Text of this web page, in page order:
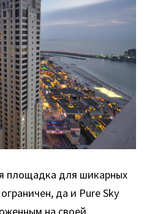
площадка для шикарных
да и Pure Sky
на своей